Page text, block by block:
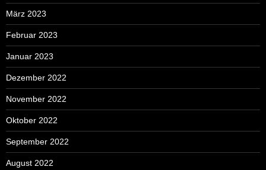
März 2023
Februar 2023
Januar 2023
Dezember 2022
November 2022
Oktober 2022
September 2022
August 2022